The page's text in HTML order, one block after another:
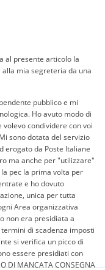
al presente articolo la
mia segreteria da una
pubblico e mi
Ho avuto modo di
volevo condividere con voi
sono dotata del servizio
erogato da Poste Italiane
ma anche per "utilizzare"
pec la prima volta per
e ho dovuto
unica per tutta
Area organizzativa
non era presidiata a
di scadenza imposti
si verifica un picco di
essere presidiati con
DI MANCATA CONSEGNA